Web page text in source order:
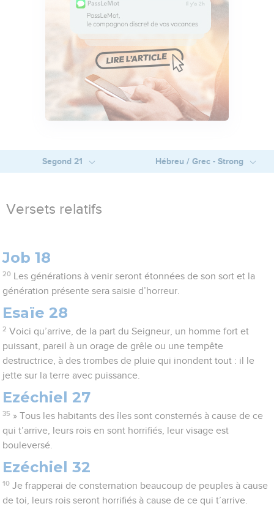
Segond 21 Hébreu / Grec - Strong
Versets relatifs
Job 18
20
Les générations à venir seront étonnées de son sort et la
génération présente sera saisie d’horreur.
Esaïe 28
2 Voici qu’arrive, de la part du Seigneur, un homme fort et
puissant, pareil à un orage de grêle ou une tempête
destructrice, à des trombes de pluie qui inondent tout : il le
jette sur la terre avec puissance.
Ezéchiel 27
35 » Tous les habitants des îles sont consternés à cause de ce
qui t’arrive, leurs rois en sont horrifiés, leur visage est
bouleversé.
Ezéchiel 32
10 Je frapperai de consternation beaucoup de peuples à cause
de toi, leurs rois seront horrifiés à cause de ce qui t’arrive.